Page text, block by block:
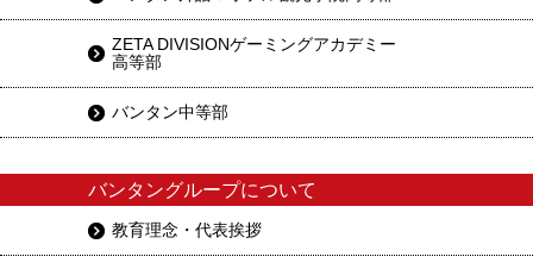
ZETA DIVISIONゲーミングアカデミー
高等部
バンタン中等部
バンタングループについて
教育理念・代表挨拶